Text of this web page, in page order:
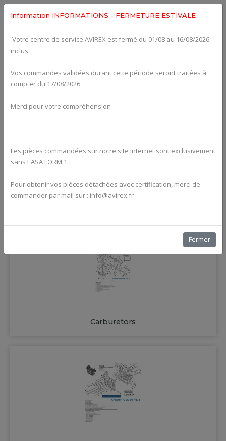
Alternators
Carburetors
Information INFORMATIONS - FERMETURE ESTIVALE
Votre centre de service AVIREX est fermé du 01/08 au 16/08/2026
inclus.
Vos commandes validées durant cette période seront traitées à
compter du 17/08/2026.
Merci pour votre compréhension
---------------------------------------------------------------------------------
Les pièces commandées sur notre site internet sont exclusivement
sans EASA FORM 1.
Pour obtenir vos pièces détachées avec certification, merci de
commander par mail sur : info@avirex.fr
Fermer